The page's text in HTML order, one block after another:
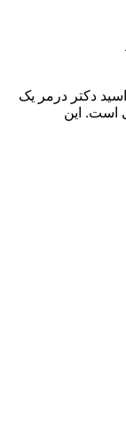
دکتر درمر یک
است. این